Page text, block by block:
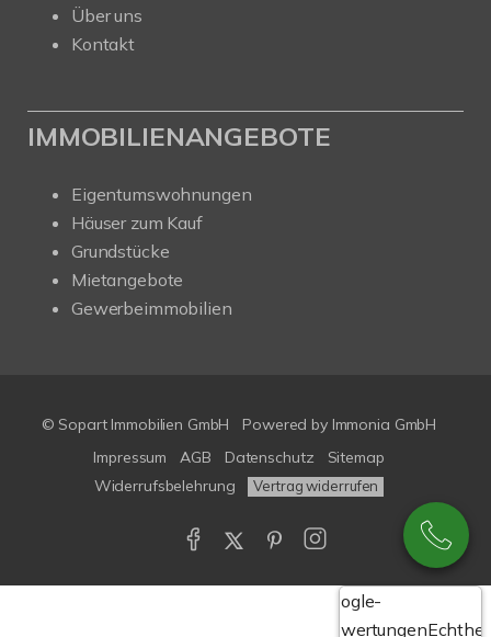
Über uns
Kontakt
IMMOBILIENANGEBOTE
Eigentumswohnungen
Häuser zum Kauf
Grundstücke
Mietangebote
Gewerbeimmobilien
© Sopart Immobilien GmbH Powered by Immonia GmbH
Impressum
AGB Datenschutz
Sitemap
Widerrufsbelehrung
Vertrag widerrufen
Google-
Bewertungen